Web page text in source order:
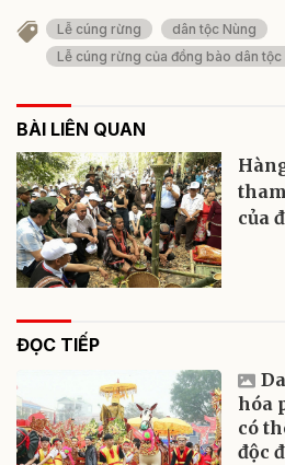
Lễ cúng rừng
dân tộc Nùng
Lễ cúng rừng của đồng bào dân tộc
BÀI LIÊN QUAN
của
ĐỌC TIẾP
hóa
có
độc